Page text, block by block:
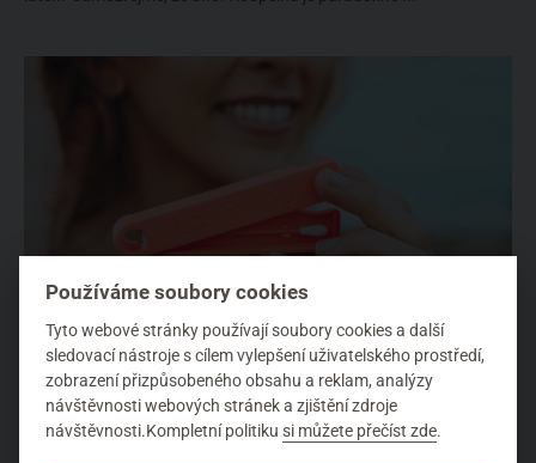
LastSwab - znovupoužitelné tyčinky do uší
Hygiena
Denně se vyrobí 1,5 milionů jednorázových vatových tyčinek, jako
lidstvo pak ročně vyprodukujeme miliardy plastových výr...
Používáme soubory cookies
Tyto webové stránky používají soubory cookies a další
sledovací nástroje s cílem vylepšení uživatelského prostředí,
zobrazení přizpůsobeného obsahu a reklam, analýzy
návštěvnosti webových stránek a zjištění zdroje
návštěvnosti.Kompletní politikusi můžete přečíst zde.